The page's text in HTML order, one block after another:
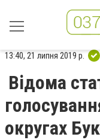
13:40, 21 липня 2019 р.
Відома
округах